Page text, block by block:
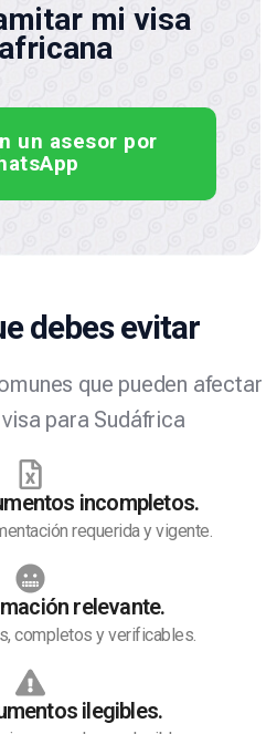
mi visa
un asesor por
debes evitar
que pueden afectar
para Sudáfrica
incompletos.
requerida y vigente.
relevante.
completos y verificables.
ilegibles.